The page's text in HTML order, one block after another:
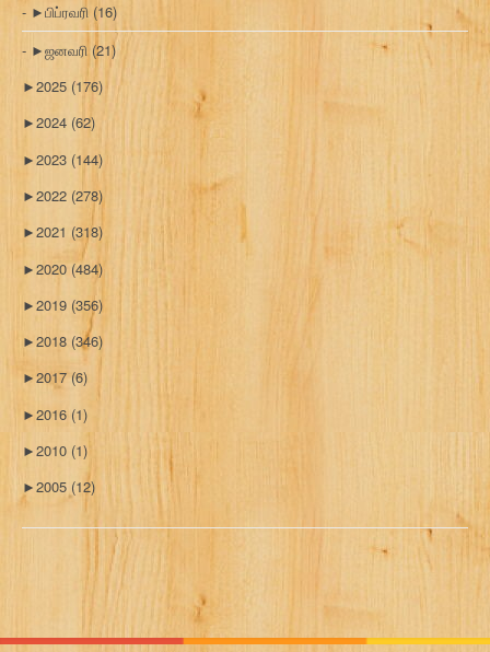
►பிப்ரவரி (16)
►ஜனவரி (21)
►2025 (176)
►2024 (62)
►2023 (144)
►2022 (278)
►2021 (318)
►2020 (484)
►2019 (356)
►2018 (346)
►2017(6)
►2016 (1)
►2010 (1)
►2005 (12)